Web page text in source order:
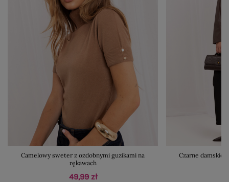
Camelowy sweter z ozdobnymi guzikami na
rękawach
49,99 zł
Czarne damskie